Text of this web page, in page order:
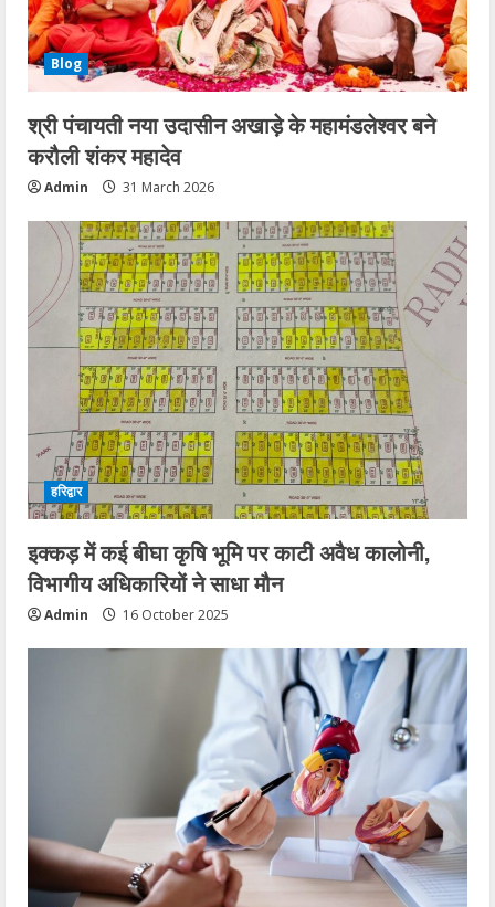
Blog
श्री पंचायती नया उदासीन अखाड़े के महामंडलेश्वर बने
करौली शंकर महादेव
Admin 31 March 2026
हरिद्वार
इक्कड़ में कई बीघा कृषि भूमि पर काटी अवैध कालोनी,
विभागीय अधिकारियों ने साधा मौन
Admin 16 October 2025